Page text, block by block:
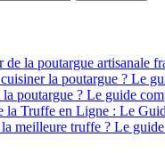
de la poutargue artisanale
la poutargue ? Le
la poutargue ? Le guide
la Truffe en Ligne : Le
meilleure truffe ? Le